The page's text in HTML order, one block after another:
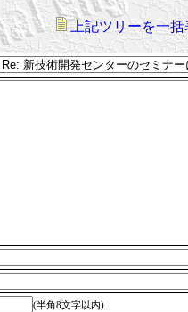
上記ツリーを一括
(半角8文字以内)